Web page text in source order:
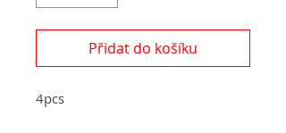
Přidat do košíku
4pcs